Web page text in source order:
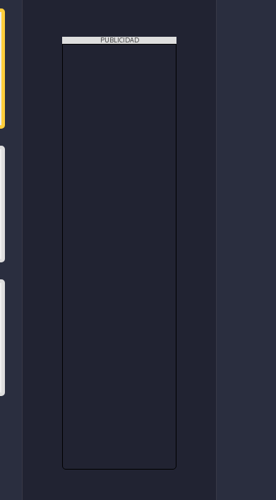
Biled. Pantalla Pioneer y cámara de reversa
DEPORTES NOVECIENTOS SUR
PUBLICIDAD